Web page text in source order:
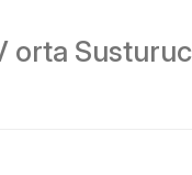
orta